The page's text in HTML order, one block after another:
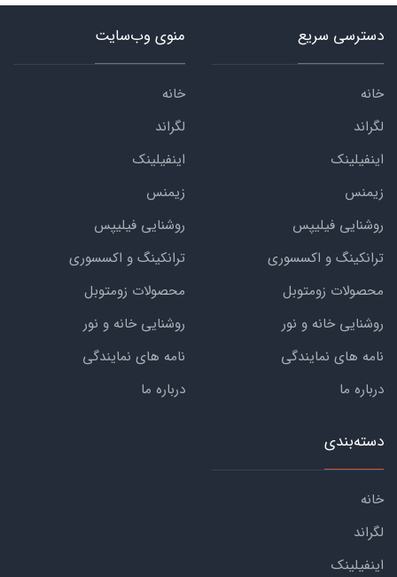
دسترسی سریع
خانه
لگراند
اینفیلینک
زیمنس
روشنایی فیلیپس
ترانکینگ و اکسسوری
محصولات زومتوبل
روشنایی خانه و نور
نامه های نمایندگی
درباره ما
منوی وب‌سایت
خانه
لگراند
اینفیلینک
زیمنس
روشنایی فیلیپس
ترانکینگ و اکسسوری
محصولات زومتوبل
روشنایی خانه و نور
نامه های نمایندگی
درباره ما
دسته‌بندی
خانه
لگراند
اینفیلینک